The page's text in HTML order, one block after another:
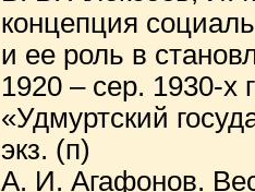
концепция
и ее роль в
1920 – сер. 1930-
«Удмуртский
экз. (п)
А. И. Агафонов.